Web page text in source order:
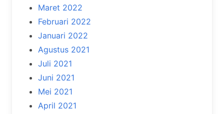
Maret 2022
Februari 2022
Januari 2022
Agustus 2021
Juli 2021
Juni 2021
Mei 2021
April 2021